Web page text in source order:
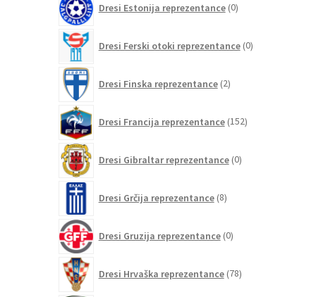
Dresi Estonija reprezentance 0izdelkov
Dresi Ferski otoki reprezentance 0izdelkov
Dresi Finska reprezentance 2izdelka
Dresi Francija reprezentance 152izdelkov
Dresi Gibraltar reprezentance 0izdelkov
Dresi Grčija reprezentance 8izdelkov
Dresi Gruzija reprezentance 0izdelkov
Dresi Hrvaška reprezentance 78izdelkov